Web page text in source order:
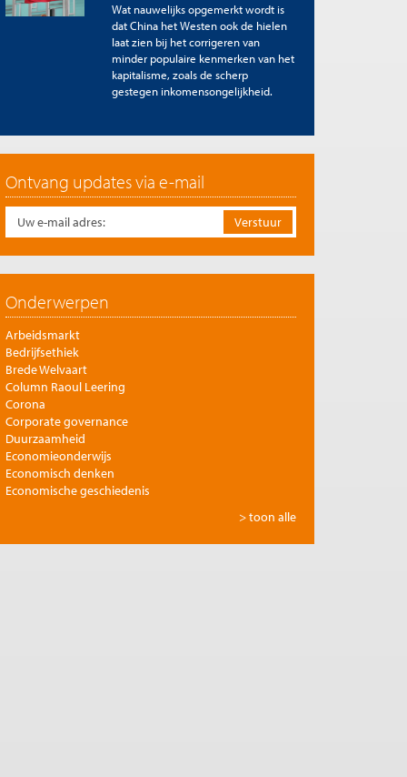
Wat nauwelijks opgemerkt wordt is
dat China het Westen ook de hielen
laat zien bij het corrigeren van
minder populaire kenmerken van het
kapitalisme, zoals de scherp
gestegen inkomensongelijkheid.
Ontvang updates via e-mail
Onderwerpen
Arbeidsmarkt
Bedrijfsethiek
Brede Welvaart
Column Raoul Leering
Corona
Corporate governance
Duurzaamheid
Economieonderwijs
Economisch denken
Economische geschiedenis
Filosofie en economie
> toon alle